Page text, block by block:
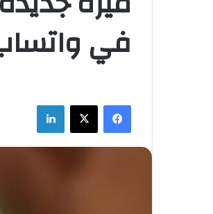
في
فيسبوك ‫X لينكدإن